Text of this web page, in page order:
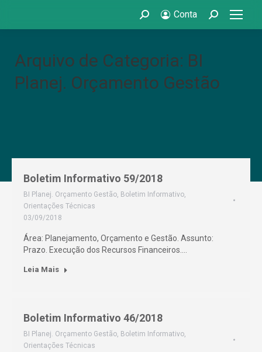
Search: Conta Search:
Arquivo de Categoria: BI
Planej. Orçamento Gestão
Boletim Informativo 59/2018
BI Planej. Orçamento Gestão, Boletim Informativo,
Orientações Técnicas
03/09/2018
Área: Planejamento, Orçamento e Gestão. Assunto:
Prazo. Execução dos Recursos Financeiros.…
Leia Mais
Boletim Informativo 46/2018
BI Planej. Orçamento Gestão, Boletim Informativo,
Orientações Técnicas